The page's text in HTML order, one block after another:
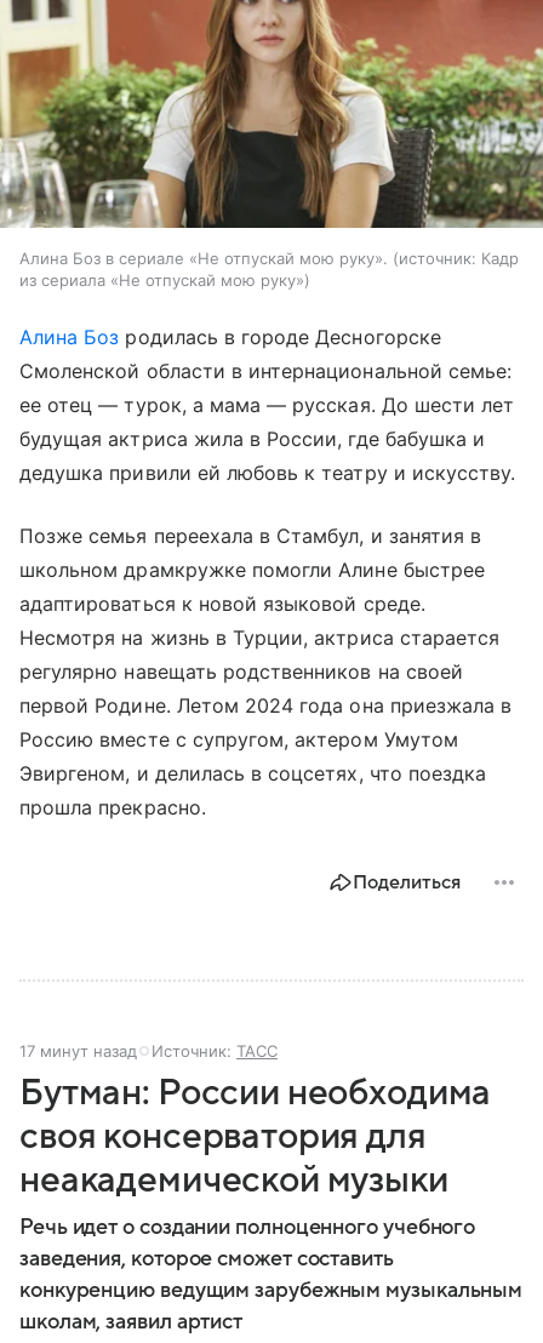
Алина Боз в сериале «Не отпускай мою руку». источник: Кадр
из сериала «Не отпускай мою руку»
Алина Боз родилась в городе Десногорске
Смоленской области в интернациональной семье:
ее отец — турок, а мама — русская. До шести лет
будущая актриса жила в России, где бабушка и
дедушка привили ей любовь к театру и искусству.
Позже семья переехала в Стамбул, и занятия в
школьном драмкружке помогли Алине быстрее
адаптироваться к новой языковой среде.
Несмотря на жизнь в Турции, актриса старается
регулярно навещать родственников на своей
первой Родине. Летом 2024 года она приезжала в
Россию вместе с супругом, актером Умутом
Эвиргеном, и делилась в соцсетях, что поездка
прошла прекрасно.
Поделиться
17 минут назад Источник: ТАСС
Бутман: России необходима
своя консерватория для
неакадемической музыки
Речь идет о создании полноценного учебного
заведения, которое сможет составить
конкуренцию ведущим зарубежным музыкальным
школам, заявил артист